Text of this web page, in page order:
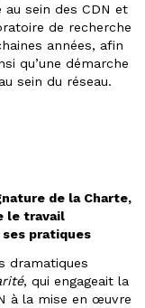
sein des CDN et
de recherche
années, afin
qu’une démarche
sein du réseau.
de la Charte,
le travail
pratiques
dramatiques
, qui engageait la
à la mise en œuvre